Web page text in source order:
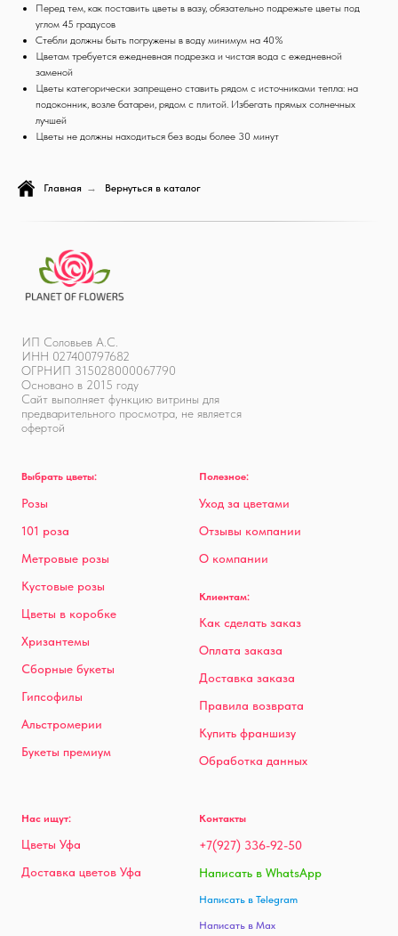
Перед тем, как поставить цветы в вазу, обязательно подрежьте цветы под
углом 45 градусов
Стебли должны быть погружены в воду минимум на 40%
Цветам требуется ежедневная подрезка и чистая вода с ежедневной
заменой
Цветы категорически запрещено ставить рядом с источниками тепла: на
подоконник, возле батареи, рядом с плитой. Избегать прямых солнечных
лучшей
Цветы не должны находиться без воды более 30 минут
Главная → Вернуться в каталог
ИП Соловьев А.С.
ИНН 027400797682
ОГРНИП 315028000067790
Основано в 2015 году
Сайт выполняет функцию витрины для
предварительного просмотра, не является
офертой
Выбрать цветы:
Розы
101 роза
Метровые розы
Кустовые розы
Цветы в коробке
Хризантемы
Сборные букеты
Гипсофилы
Альстромерии
Букеты премиум
Полезное:
Уход за цветами
Отзывы компании
О компании
Клиентам:
Как сделать заказ
Оплата заказа
Доставка заказа
Правила возврата
Купить франшизу
Обработка данных
Нас ищут:
Цветы Уфа
Доставка цветов Уфа
Контакты
+7(927) 336-92-50
Написать в WhatsApp
Написать в Telegram
Написать в Max